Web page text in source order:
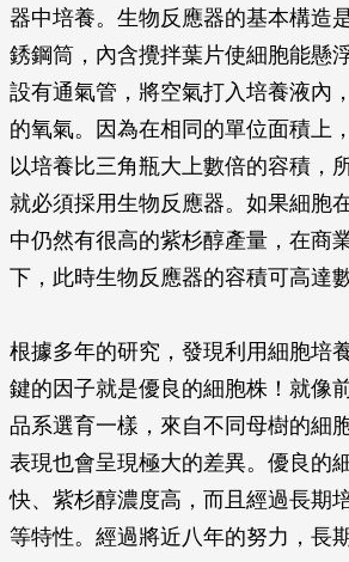
器中培養。生物反應器的基本構造
銹鋼筒，內含攪拌葉片使細胞能懸
設有通氣管，將空氣打入培養液內
的氧氣。因為在相同的單位面積上
以培養比三角瓶大上數倍的容積，
就必須採用生物反應器。如果細胞
中仍然有很高的紫杉醇產量，在商
下，此時生物反應器的容積可高達數
根據多年的研究，發現利用細胞培
鍵的因子就是優良的細胞株！就像
品系選育一樣，來自不同母樹的細
表現也會呈現極大的差異。優良的
快、紫杉醇濃度高，而且經過長期
等特性。經過將近八年的努力，長